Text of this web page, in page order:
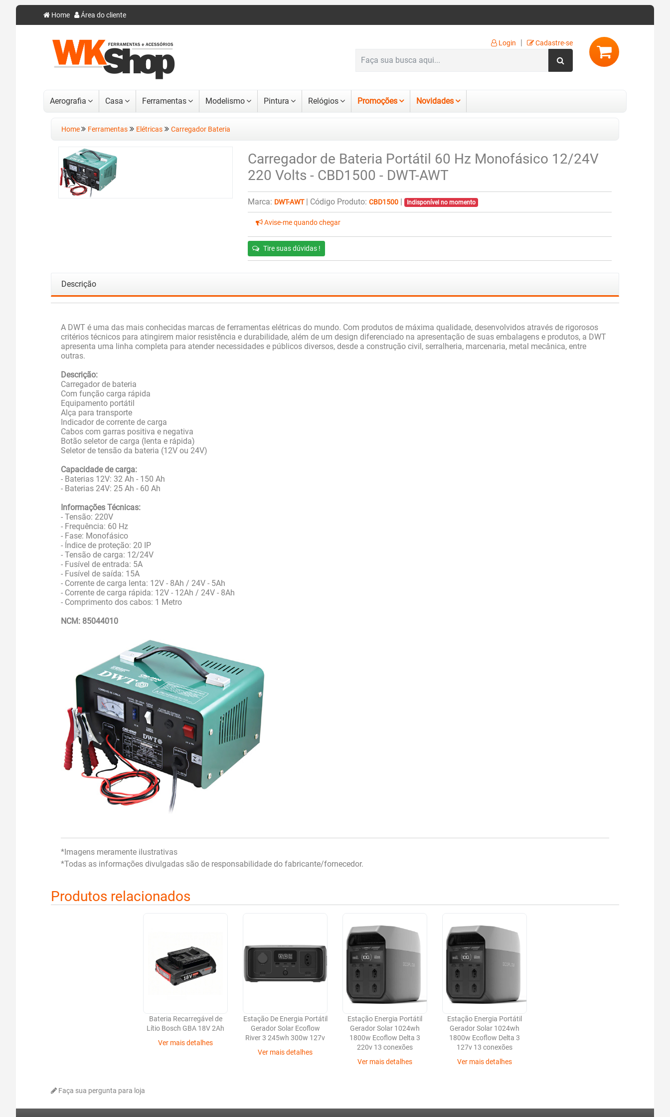
Home Área do cliente
Login | Cadastre-se
Aerografia Casa Ferramentas Modelismo Pintura Relógios Promoções Novidades
Home Ferramentas Elétricas Carregador Bateria
Carregador de Bateria Portátil 60 Hz Monofásico 12/24V
220 Volts - CBD1500 - DWT-AWT
Marca: DWT-AWT| Código Produto: CBD1500 Indisponível no momento
Avise-me quando chegar
Tire suas dúvidas !
Descrição
A DWT é uma das mais conhecidas marcas de ferramentas elétricas do mundo. Com produtos de máxima qualidade, desenvolvidos através de rigorosos
critérios técnicos para atingirem maior resistência e durabilidade, além de um design diferenciado na apresentação de suas embalagens e produtos, a DWT
apresenta uma linha completa para atender necessidades e públicos diversos, desde a construção civil, serralheria, marcenaria, metal mecânica, entre
outras.
Descrição:
Carregador de bateria
Com função carga rápida
Equipamento portátil
Alça para transporte
Indicador de corrente de carga
Cabos com garras positiva e negativa
Botão seletor de carga (lenta e rápida)
Seletor de tensão da bateria (12V ou 24V)
Capacidade de carga:
- Baterias 12V: 32 Ah - 150 Ah
- Baterias 24V: 25 Ah - 60 Ah
Informações Técnicas:
- Tensão: 220V
- Frequência: 60 Hz
- Fase: Monofásico
- Índice de proteção: 20 IP
- Tensão de carga: 12/24V
- Fusível de entrada: 5A
- Fusível de saída: 15A
- Corrente de carga lenta: 12V - 8Ah / 24V - 5Ah
- Corrente de carga rápida: 12V - 12Ah / 24V - 8Ah
- Comprimento dos cabos: 1 Metro
NCM: 85044010
*Imagens meramente ilustrativas
*Todas as informações divulgadas são de responsabilidade do fabricante/fornecedor.
Produtos relacionados
Bateria Recarregável de
Lítio Bosch GBA 18V 2Ah
Ver mais detalhes
Estação De Energia Portátil
Gerador Solar Ecoflow
River 3 245wh 300w 127v
Ver mais detalhes
Estação Energia Portátil
Gerador Solar 1024wh
1800w Ecoflow Delta 3
220v 13 conexões
Ver mais detalhes
Estação Energia Portátil
Gerador Solar 1024wh
1800w Ecoflow Delta 3
127v 13 conexões
Ver mais detalhes
Faça sua pergunta para loja